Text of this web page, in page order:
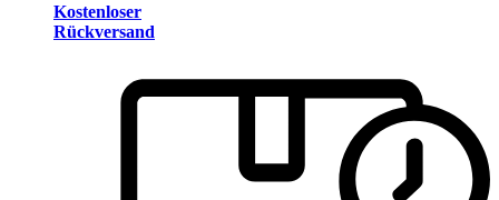
Kostenloser
Rückversand